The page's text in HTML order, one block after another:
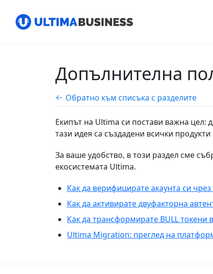
Допълнителна
Обратно към списъка с разделите
Екипът на Ultima си постави важна цел:
тази идея са създадени всички
За ваше удобство, в този раздел сме
екосистемата Ultima.
Как да верифицирате акаунта си
Как да активирате двуфакторна
Как да трансформирате BULL токени
Ultima Migration: преглед на